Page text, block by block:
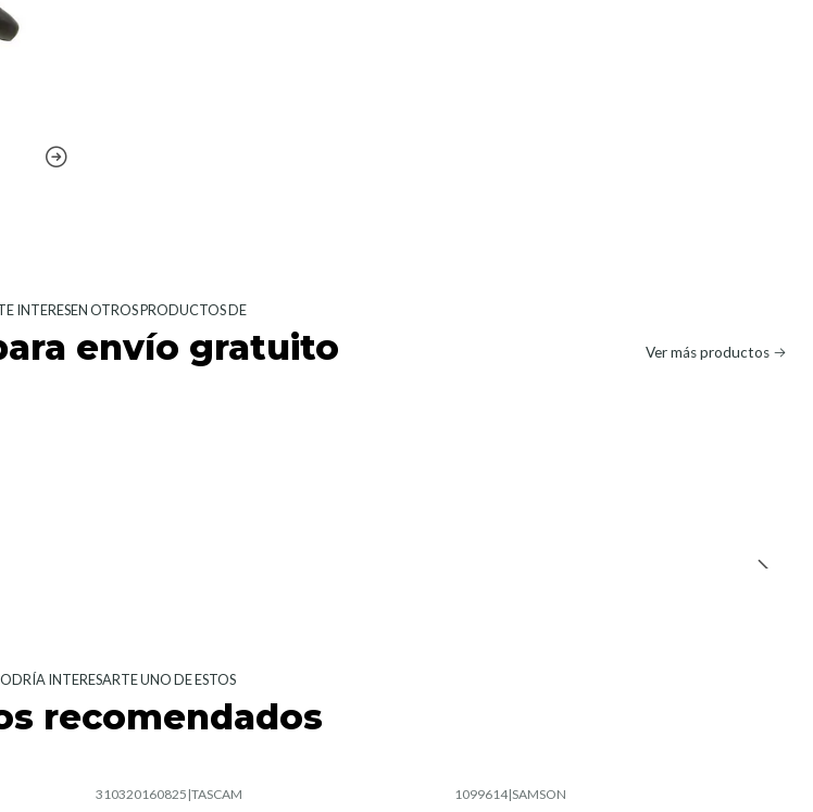
INTERESEN OTROS PRODUCTOS DE
envío gratuito Ver más productos
INTERESARTE UNO DE ESTOS
recomendados
310320160825 |TASCAM 1099614|SAMSON